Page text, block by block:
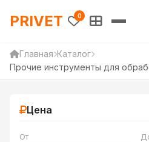
PRIVET —
PRIVET 0
Главная Каталог
Прочие инструменты для
Цена
От